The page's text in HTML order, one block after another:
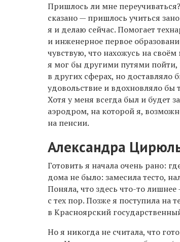
Пришлось ли мне
сказано — пришлось учиться
я и делаю сейчас. Помогает
и инженерное первое
чувствую, что нахожусь на
я мог бы другими путями пойти,
в других сферах, но доставляло
удовольствие и вдохновляло бы
Хотя у меня всегда был и будет
аэродром, на которой я,
на пенсии.
Александра
Готовить я начала очень рано:
дома не было: замесила тесто,
Поняла, что здесь что-то
с тех пор.Позже я поступила на
в Красноярский
Но я никогда не считала, что